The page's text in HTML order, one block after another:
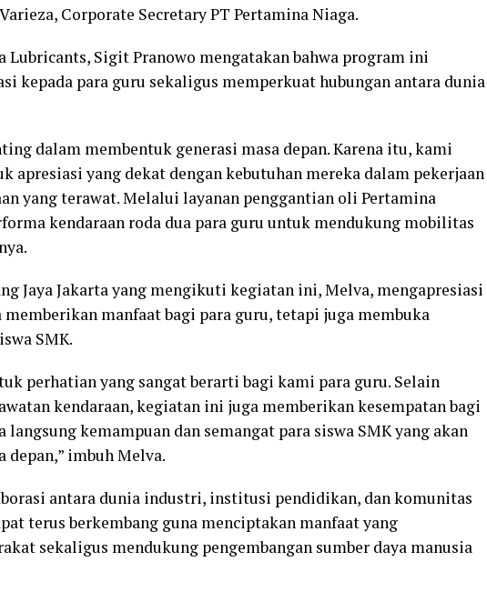
Corporate Secretary PT Pertamina Niaga.
Sigit Pranowo mengatakan bahwa program ini
kepada para guru sekaligus memperkuat hubungan antara dunia
dalam membentuk generasi masa depan. Karena itu, kami
apresiasi yang dekat dengan kebutuhan mereka dalam pekerjaan
yang terawat. Melalui layanan penggantian oli Pertamina
kendaraan roda dua para guru untuk mendukung mobilitas
Jaya Jakarta yang mengikuti kegiatan ini, Melva, mengapresiasi
manfaat bagi para guru, tetapi juga membuka
SMK.
perhatian yang sangat berarti bagi kami para guru. Selain
kendaraan, kegiatan ini juga memberikan kesempatan bagi
kemampuan dan semangat para siswa SMK yang akan
depan,” imbuh Melva.
antara dunia industri, institusi pendidikan, dan komunitas
terus berkembang guna menciptakan manfaat yang
sekaligus mendukung pengembangan sumber daya manusia